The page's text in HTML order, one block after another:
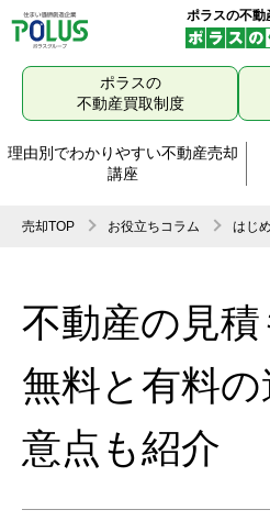
ポラスの不動
ポラスの
不動産買取制度
理由別でわかりやすい不動産売却
講座
売却TOP お役立ちコラム はじ
不動産の見
無料と有料
意点も紹介